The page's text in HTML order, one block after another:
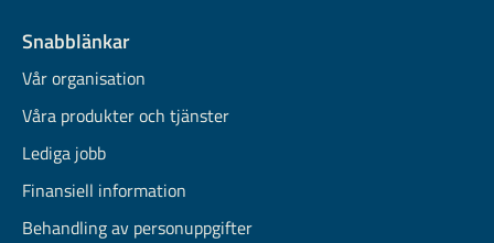
Snabblänkar
Vår organisation
Våra produkter och tjänster
Lediga jobb
Finansiell information
Behandling av personuppgifter